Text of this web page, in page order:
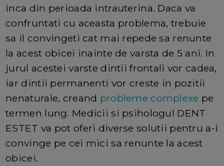
inca din perioada intrauterina. Daca va
confruntati cu aceasta problema, trebuie
sa il convingeti cat mai repede sa renunte
la acest obicei inainte de varsta de 5 ani. In
jurul acestei varste dintii frontali vor cadea,
iar dintii permanenti vor creste in pozitii
nenaturale, creand probleme complexe pe
termen lung. Medicii si psihologul DENT
ESTET va pot oferi diverse solutii pentru a-i
convinge pe cei mici sa renunte la acest
obicei.